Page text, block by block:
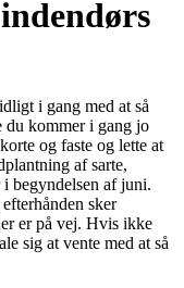
i gang med at så
du kommer i gang jo
og faste og lette at
af sarte,
begyndelsen af juni.
sker
er på vej. Hvis ikke
sig at vente med at så